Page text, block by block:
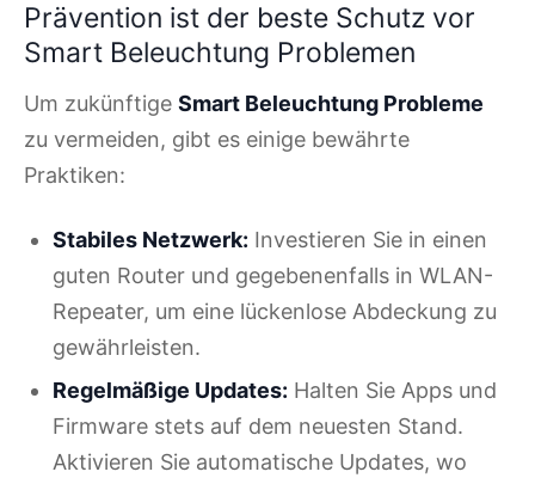
Prävention ist der beste Schutz vor
Smart Beleuchtung Problemen
Um zukünftige Smart Beleuchtung Probleme
zu vermeiden, gibt es einige bewährte
Praktiken:
Stabiles Netzwerk: Investieren Sie in einen
guten Router und gegebenenfalls in WLAN-
Repeater, um eine lückenlose Abdeckung zu
gewährleisten.
Regelmäßige Updates: Halten Sie Apps und
Firmware stets auf dem neuesten Stand.
Aktivieren Sie automatische Updates, wo